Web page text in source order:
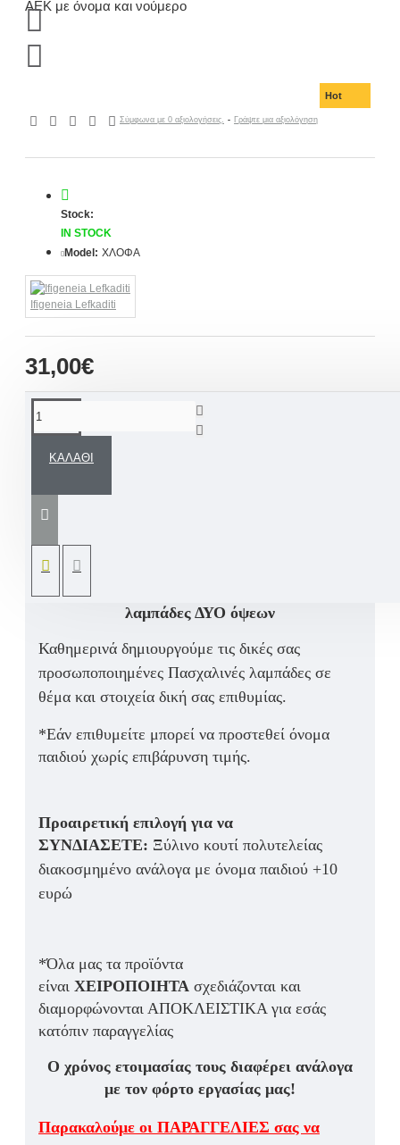
Hot
Σύμφωνα με 0 αξιολογήσεις. - Γράψτε μια αξιολόγηση
31,00€
Stock:
IN STOCK
Model: ΧΛΟΦΑ
Ifigeneia Lefkaditi
ΚΑΛΆΘΙ
Λαμπάδα με χειροποίητη διακοσμητική φανέλα 2
λαμπάδες ΔΥΟ όψεων
Καθημερινά δημιουργούμε τις δικές σας
προσωποποιημένες Πασχαλινές λαμπάδες σε
θέμα και στοιχεία δική σας επιθυμίας.
*Εάν επιθυμείτε μπορεί να προστεθεί όνομα
παιδιού χωρίς επιβάρυνση τιμής.
Προαιρετική επιλογή για να
ΣΥΝΔΙΑΣΕΤΕ: Ξύλινο κουτί πολυτελείας
διακοσμημένο ανάλογα με όνομα παιδιού +10
ευρώ
*Όλα μας τα προϊόντα
είναι ΧΕΙΡΟΠΟΙΗΤΑ σχεδιάζονται και
διαμορφώνονται ΑΠΟΚΛΕΙΣΤΙΚΑ για εσάς
κατόπιν παραγγελίας
Ο χρόνος ετοιμασίας τους διαφέρει ανάλογα
με τον φόρτο εργασίας μας!
Παρακαλούμε οι ΠΑΡΑΓΓΕΛΙΕΣ σας να